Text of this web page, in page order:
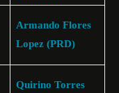
Armando Flores
Lopez (PRD)
Quirino Torres